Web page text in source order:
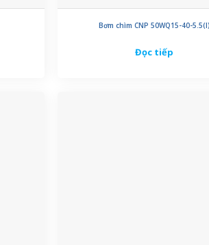
Bơm chìm CNP 50WQ15-40-
Đọc tiếp